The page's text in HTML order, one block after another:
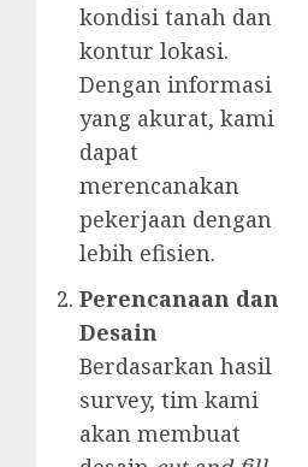
kondisi tanah dan
kontur lokasi.
Dengan informasi
yang akurat, kami
dapat
merencanakan
pekerjaan dengan
lebih efisien.
Perencanaan dan
Desain
Berdasarkan hasil
survey, tim kami
akan membuat